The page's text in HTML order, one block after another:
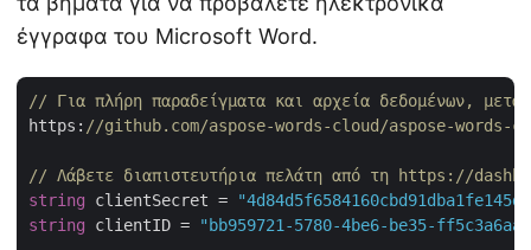
έγγραφα του Microsoft Word.
// Για πλήρη παραδείγματα και αρχεία δεδομένων,
https: //github.com/aspose-words-cloud/aspose-words-
// Λάβετε διαπιστευτήρια πελάτη από τη https://
string clientSecret =
string clientID = "bb959721-5780-4be6-be35-